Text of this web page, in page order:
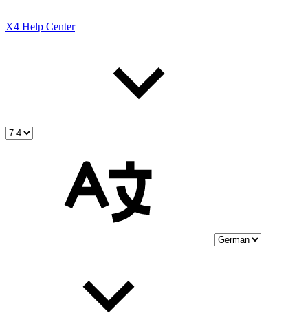
X4 Help Center